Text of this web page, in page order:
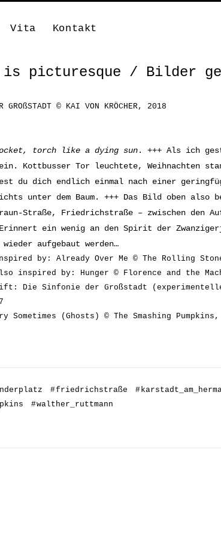
Vita Kontakt
is picturesque / Bilder
GROßSTADT © KAI VON KRÖCHER, 2018
torch like a dying sun. +++ Als ich
ein. Kottbusser Tor leuchtete, Weihnachten
du dich endlich einmal nach einer
unter dem Baum. +++ Das Bild oben
Straße, Friedrichstraße – zwischen den
ein wenig an den Spirit der
aufgebaut werden…
by: Already Over Me © The Rolling
inspired by: Hunger © Florence and the
Die Sinfonie der Großstadt
(Ghosts) © The Smashing Pumpkins,
#friedrichstraße #
#walther_ruttmann